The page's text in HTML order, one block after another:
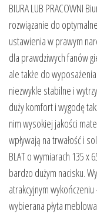
BIURA LUB PRACOWNI
rozwiązanie do
ustawienia w prawym
dla prawdziwych fanów
ale także do
niezwykle stabilne i
duży komfort i wygodę
nim wysokiej jakości
wpływają na trwałość i
BLAT o wymiarach 135 x
bardzo dużym nacisku.
atrakcyjnym wykończeniu
wybierana płyta